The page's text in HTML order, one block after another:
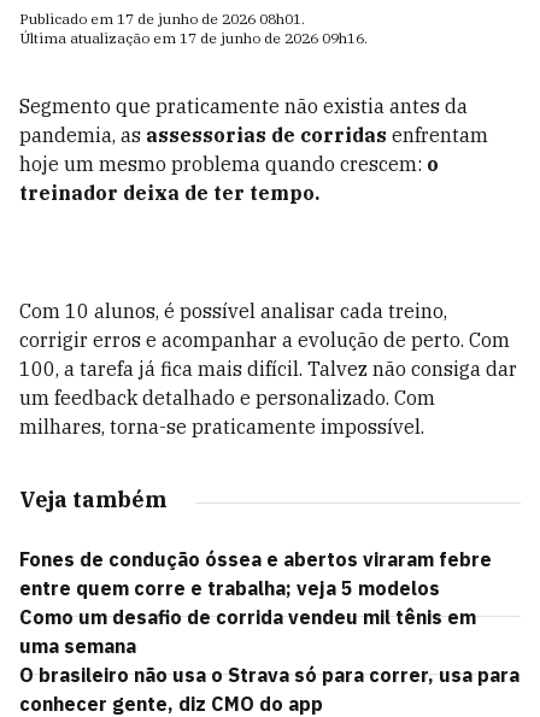
Publicado em 17 de junho de 2026 08h01.
Última atualização em 17 de junho de 2026 09h16.
Segmento que praticamente não existia antes da
pandemia, as assessorias de corridas enfrentam
hoje um mesmo problema quando crescem: o
treinador deixa de ter tempo.
Com 10 alunos, é possível analisar cada treino,
corrigir erros e acompanhar a evolução de perto. Com
100, a tarefa já fica mais difícil. Talvez não consiga dar
um feedback detalhado e personalizado. Com
milhares, torna-se praticamente impossível.
Veja também
Fones de condução óssea e abertos viraram febre
entre quem corre e trabalha; veja 5 modelos
Como um desafio de corrida vendeu mil tênis em
uma semana
O brasileiro não usa o Strava só para correr, usa para
conhecer gente, diz CMO do app